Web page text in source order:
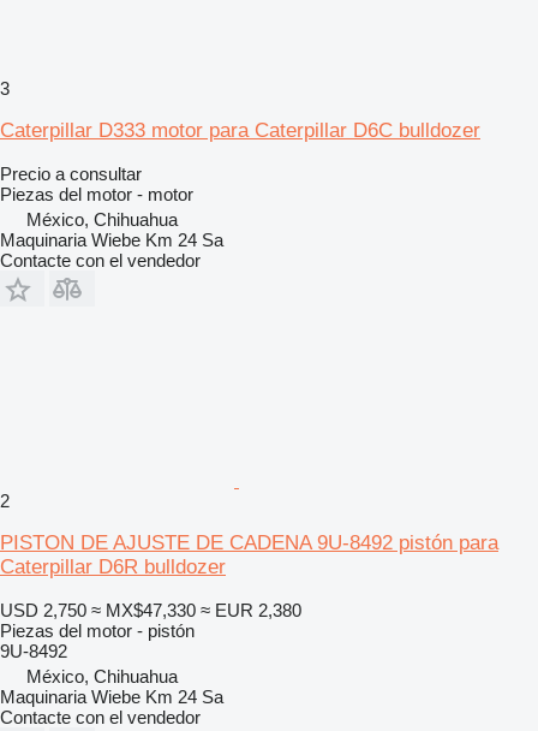
3
Caterpillar D333 motor para Caterpillar D6C bulldozer
Precio a consultar
Piezas del motor - motor
México, Chihuahua
Maquinaria Wiebe Km 24 Sa
Contacte con el vendedor
2
PISTON DE AJUSTE DE CADENA 9U-8492 pistón para
Caterpillar D6R bulldozer
USD 2,750 ≈ MX$47,330 ≈ EUR 2,380
Piezas del motor - pistón
9U-8492
México, Chihuahua
Maquinaria Wiebe Km 24 Sa
Contacte con el vendedor